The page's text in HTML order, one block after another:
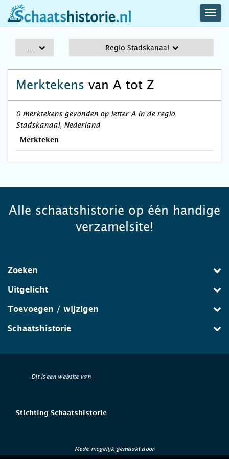
schaatshistorie.nl
Regio Stadskanaal
Merktekens van A tot Z
0 merktekens gevonden op letter A in de regio
Stadskanaal, Nederland
Merkteken
Alle schaatshistorie op één handige
verzamelsite!
Zoeken
Uitgelicht
Toevoegen / wijzigen
Schaatshistorie
Dit is een website van
Stichting Schaatshistorie
Mede mogelijk gemaakt door